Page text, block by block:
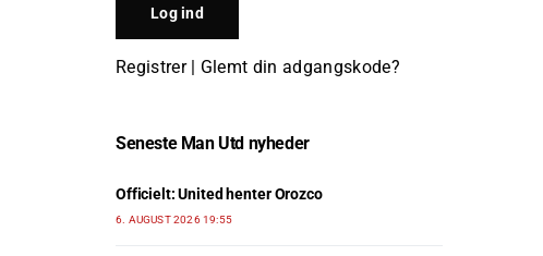
Registrer| Glemt din adgangskode?
Seneste Man Utd nyheder
Officielt: United henter Orozco
6. AUGUST 2026 19:55